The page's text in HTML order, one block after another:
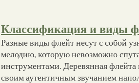
Классификация и виды
Разные виды флейт несут с собой
мелодию, которую невозможно
инструментами. Деревянная
своим аутентичным звучанием